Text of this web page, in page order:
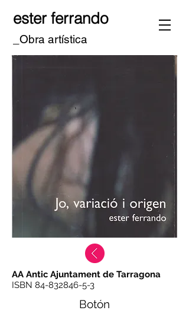
_Obra artística
ester ferrando
AA Antic Ajuntament de Tarragona
ISBN 84-832846-5-3
Botón